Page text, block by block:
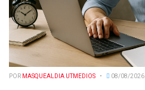
POR MASQUEALDIA UTMEDIOS 08/08/2026